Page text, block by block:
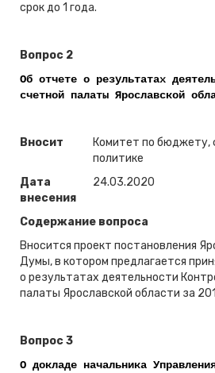
срок до 1 года.
Вопрос 2
Об отчете о результатах
счетной палаты Ярославской
Вносит
Комитет по бюджету,
политике
Дата
внесения
24.03.2020
Содержание вопроса
Вносится проект постановления
Думы, в котором предлагается
о результатах деятельности
палаты Ярославской области за
Вопрос 3
О докладе начальника